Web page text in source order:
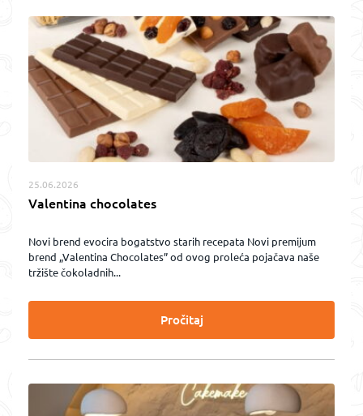
25.06.2026
Valentina chocolates
Novi brend evocira bogatstvo starih recepata Novi premijum
brend „Valentina Chocolates” od ovog proleća pojačava naše
tržište čokoladnih...
Pročitaj